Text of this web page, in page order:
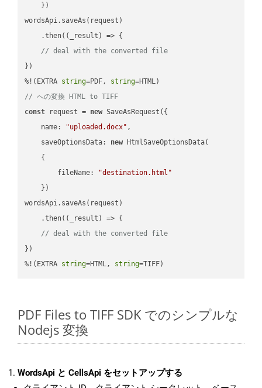
    })
wordsApi.saveAs(request)
    .then(
( _result ) => {
// deal with the converted file
})
%!(EXTRA string=PDF, string
// への変換 HTML to TIFF
const request = new SaveAsRequest({
name: "uploaded.docx" ,
saveOptionsData: new HtmlSaveOptionsData(
    {
fileName:
"destination.html"
    })
wordsApi.saveAs(request)
    .then(
( _result ) => {
// deal with the converted file
})
%!(EXTRA string=HTML, string=TIFF)
PDF Files to TIFF SDK でのシンプルな
Nodejs 変換
WordsApi と CellsApi をセットアップする